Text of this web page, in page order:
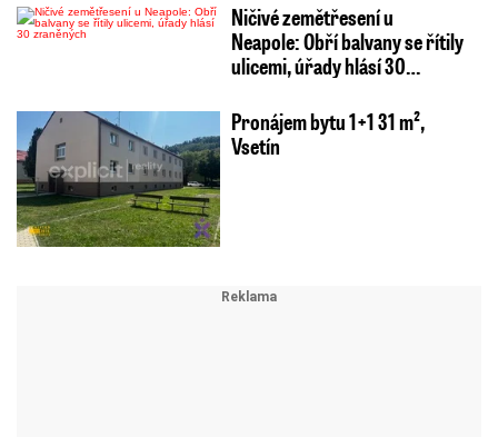
Ničivé zemětřesení u
Neapole: Obří balvany se řítily
ulicemi, úřady hlásí 30…
Pronájem bytu 1+1 31 m²,
Vsetín